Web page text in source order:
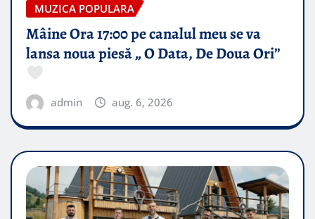
MUZICA POPULARA
Mâine Ora 17:00 pe canalul meu se va
lansa noua piesă „ O Data, De Doua Ori”
admin aug. 6, 2026